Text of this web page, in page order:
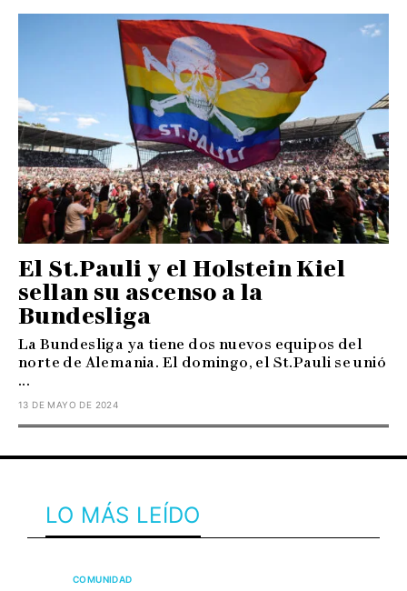
El St.Pauli y el Holstein Kiel
sellan su ascenso a la
Bundesliga
La Bundesliga ya tiene dos nuevos equipos del
norte de Alemania. El domingo, el St.Pauli se unió
...
13 DE MAYO DE 2024
LO MÁS LEÍDO
COMUNIDAD